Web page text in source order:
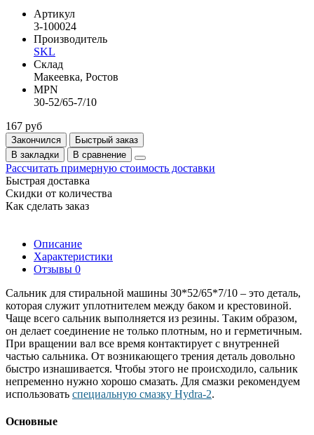
Артикул
3-100024
Производитель
SKL
Склад
Макеевка, Ростов
MPN
30-52/65-7/10
167 руб
Закончился
Быстрый заказ
В закладки
В сравнение
Рассчитать примерную стоимость доставки
Быстрая доставка
Скидки от количества
Как сделать заказ
Описание
Характеристики
Отзывы 0
Сальник для стиральной машины 30*52/65*7/10 – это деталь,
которая служит уплотнителем между баком и крестовиной.
Чаще всего сальник выполняется из резины. Таким образом,
он делает соединение не только плотным, но и герметичным.
При вращении вал все время контактирует с внутренней
частью сальника. От возникающего трения деталь довольно
быстро изнашивается. Чтобы этого не происходило, сальник
непременно нужно хорошо смазать. Для смазки рекомендуем
использовать специальную смазку Hydra-2.
Основные